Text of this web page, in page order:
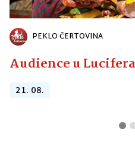
PEKLO ČERTOVINA
Audience u
21. 08.